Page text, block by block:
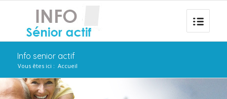
Info senior actif
Vous êtes ici : Accueil